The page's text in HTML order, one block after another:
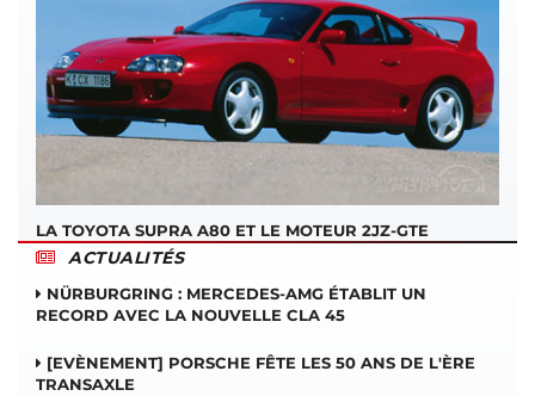
LA TOYOTA SUPRA A80 ET LE MOTEUR 2JZ-GTE
ACTUALITÉS
NÜRBURGRING : MERCEDES-AMG ÉTABLIT UN
RECORD AVEC LA NOUVELLE CLA 45
[EVÈNEMENT] PORSCHE FÊTE LES 50 ANS DE L'ÈRE
TRANSAXLE